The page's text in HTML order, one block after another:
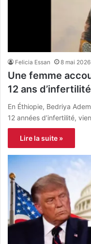
Felicia Essan 8 mai 2026
Une femme
12 ans d’infertilité
En Éthiopie, Bedriya
12 années d’infertilité,
Lire la suite »